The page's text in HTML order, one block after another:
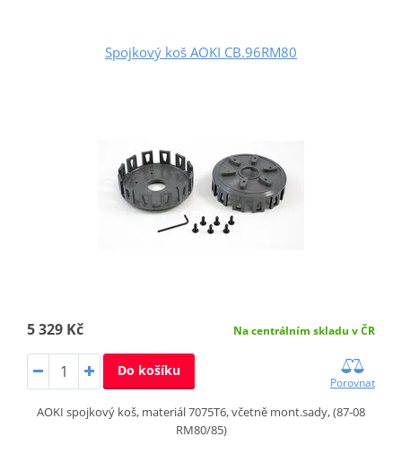
Spojkový koš AOKI CB.96RM80
5 329 Kč Na centrálním skladu v ČR
Do košíku
Porovnat
AOKI spojkový koš, materiál 7075T6, včetně mont.sady, (87-08
RM80/85)